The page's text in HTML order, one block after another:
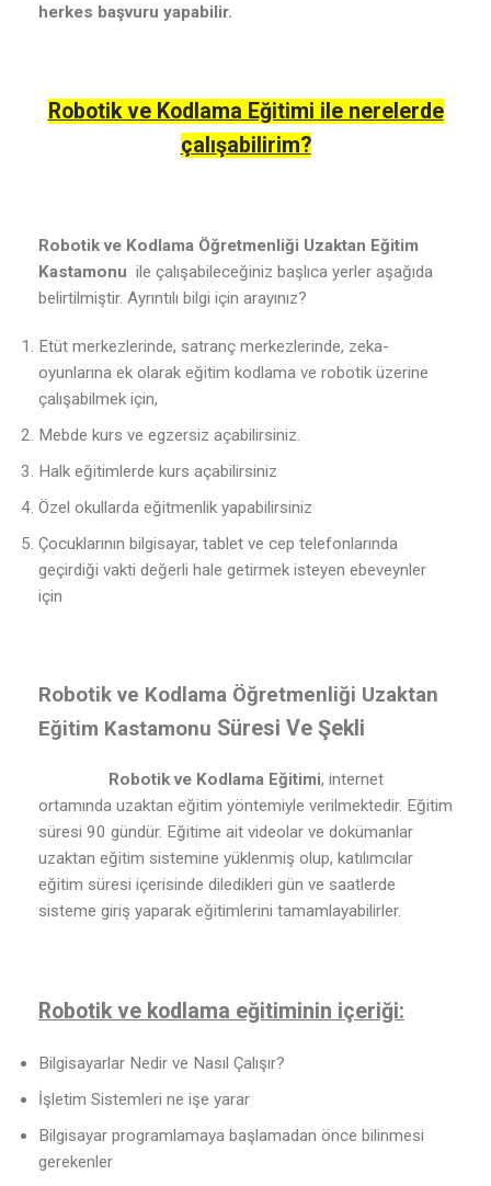
herkes başvuru yapabilir.
Robotik ve Kodlama Eğitimi ile nerelerde
çalışabilirim?
Robotik ve Kodlama Öğretmenliği Uzaktan Eğitim
Kastamonu ile çalışabileceğiniz başlıca yerler aşağıda
belirtilmiştir. Ayrıntılı bilgi için arayınız?
Etüt merkezlerinde, satranç merkezlerinde, zeka-
oyunlarına ek olarak eğitim kodlama ve robotik üzerine
çalışabilmek için,
Mebde kurs ve egzersiz açabilirsiniz.
Halk eğitimlerde kurs açabilirsiniz
Özel okullarda eğitmenlik yapabilirsiniz
Çocuklarının bilgisayar, tablet ve cep telefonlarında
geçirdiği vakti değerli hale getirmek isteyen ebeveynler
için
Robotik ve Kodlama Öğretmenliği Uzaktan
Eğitim Kastamonu Süresi Ve Şekli
Robotik ve Kodlama Eğitimi, internet
ortamında uzaktan eğitim yöntemiyle verilmektedir. Eğitim
süresi 90 gündür. Eğitime ait videolar ve dokümanlar
uzaktan eğitim sistemine yüklenmiş olup, katılımcılar
eğitim süresi içerisinde diledikleri gün ve saatlerde
sisteme giriş yaparak eğitimlerini tamamlayabilirler.
Robotik ve kodlama eğitiminin içeriği:
Bilgisayarlar Nedir ve Nasıl Çalışır?
İşletim Sistemleri ne işe yarar
Bilgisayar programlamaya başlamadan önce bilinmesi
gerekenler